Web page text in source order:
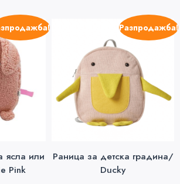
ясла или
Pink
Разпродажба!
Раница за детска градина/
Ducky